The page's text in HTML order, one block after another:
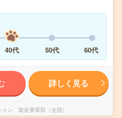
40代 50代 60代
詳しく見る
ン 製造事業部（全国）